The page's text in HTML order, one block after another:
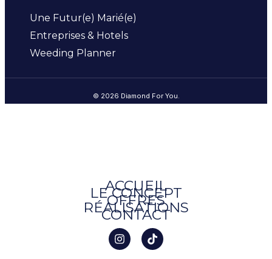
Une Futur(e) Marié(e)
Entreprises & Hotels
Weeding Planner
© 2026 Diamond For You.
ACCUEIL
LE CONCEPT
OFFRES
RÉALISATIONS
CONTACT